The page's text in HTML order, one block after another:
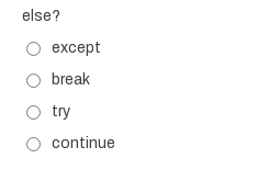
else?
except
break
try
continue